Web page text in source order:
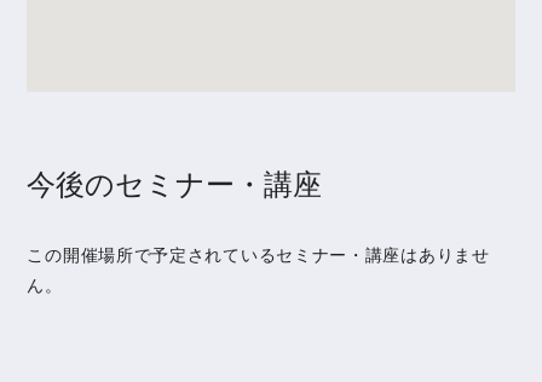
今後のセミナー・講座
この開催場所で予定されているセミナー・講座はありませ
ん。